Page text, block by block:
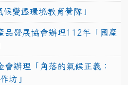
變遷環境教育營隊」
品發展協會辦理112年「國產
會辦理「角落的氣候正義：
坊」